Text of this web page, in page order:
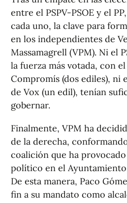
entre el PSPV-PSOE y el
cada uno, la clave para
en los independientes de
Massamagrell (VPM). Ni el
la fuerza más votada, con
Compromís (dos ediles), ni
de Vox (un edil), tenían
gobernar.
Finalmente, VPM ha
de la derecha,
coalición que ha
político en el Ayuntamiento
De esta manera, Paco
fin a su mandato como